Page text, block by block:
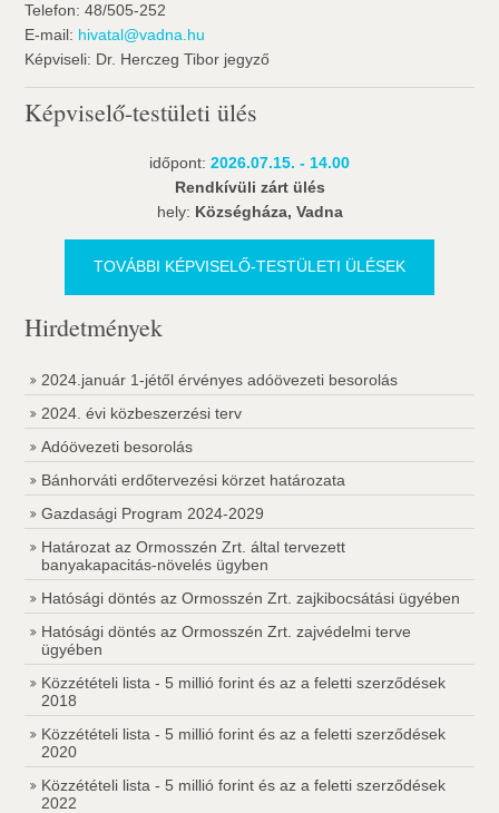
Telefon: 48/505-252
E-mail: hivatal@vadna.hu
Képviseli: Dr. Herczeg Tibor jegyző
Képviselő-testületi ülés
időpont: 2026.07.15. - 14.00
Rendkívüli zárt ülés
hely: Községháza, Vadna
TOVÁBBI KÉPVISELŐ-TESTÜLETI ÜLÉSEK
Hirdetmények
2024.január 1-jétől érvényes adóövezeti besorolás
2024. évi közbeszerzési terv
Adóövezeti besorolás
Bánhorváti erdőtervezési körzet határozata
Gazdasági Program 2024-2029
Határozat az Ormosszén Zrt. által tervezett
banyakapacitás-növelés ügyben
Hatósági döntés az Ormosszén Zrt. zajkibocsátási ügyében
Hatósági döntés az Ormosszén Zrt. zajvédelmi terve
ügyében
Közzétételi lista - 5 millió forint és az a feletti szerződések
2018
Közzétételi lista - 5 millió forint és az a feletti szerződések
2020
Közzétételi lista - 5 millió forint és az a feletti szerződések
2022